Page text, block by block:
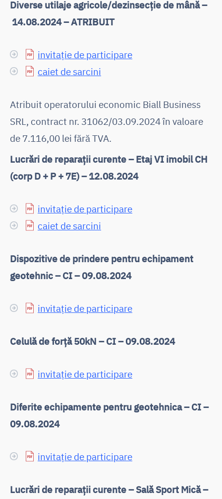
Diverse utilaje agricole/dezinsecție de mână –
14.08.2024 – ATRIBUIT
invitație de participare
caiet de sarcini
Atribuit operatorului economic Biall Business
SRL, contract nr. 31062/03.09.2024 în valoare
de 7.116,00 lei fără TVA.
Lucrări de reparații curente – Etaj VI imobil CH
(corp D + P + 7E) – 12.08.2024
invitație de participare
caiet de sarcini
Dispozitive de prindere pentru echipament
geotehnic – CI – 09.08.2024
invitație de participare
Celulă de forță 50kN – CI – 09.08.2024
invitație de participare
Diferite echipamente pentru geotehnica – CI –
09.08.2024
invitație de participare
Lucrări de reparații curente – Sală Sport Mică –